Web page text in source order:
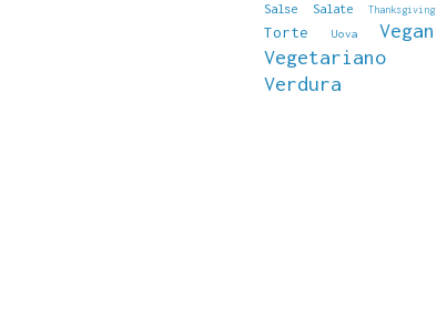
Salse Salate
Thanksgiving
Torte Uova
Vegan
Vegetariano
Verdura